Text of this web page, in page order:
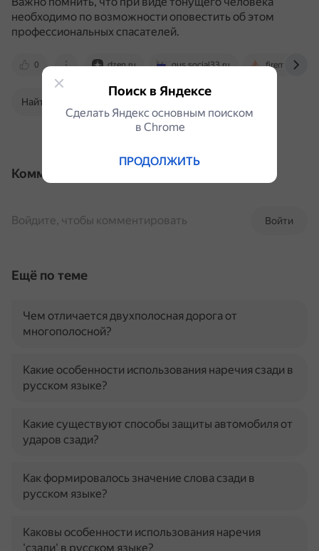
необходимо по возможности оповестить об этом
профессиональных спасателей.
0 dzen.ru gus.social33.ru fireman.club
Найти в Поиске
Комментарии
Войти
Войдите, чтобы комментировать
Ещё по теме
Чем отличается двухполосная дорога от
многополосной?
Какие особенности использования наречия сзади в
русском языке?
Какие существуют способы защиты автомобиля от
ударов сзади?
Как формировалось значение слова сзади в
русском языке?
Каковы особенности использования наречия
'сзади' в русском языке?
Поиск в Яндексе
Сделать Яндекс основным поиском
в Сhrome
ПРОДОЛЖИТЬ